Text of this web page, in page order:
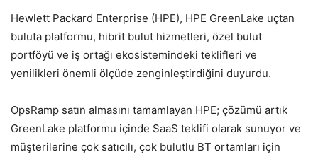
Hewlett Packard Enterprise (HPE), HPE GreenLake uçtan
buluta platformu, hibrit bulut hizmetleri, özel bulut
portföyü ve iş ortağı ekosistemindeki teklifleri ve
yenilikleri önemli ölçüde zenginleştirdiğini duyurdu.
OpsRamp satın almasını tamamlayan HPE; çözümü artık
GreenLake platformu içinde SaaS teklifi olarak sunuyor ve
müşterilerine çok satıcılı, çok bulutlu BT ortamları için